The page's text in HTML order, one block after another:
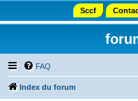
Sccf
FAQ
Index du forum